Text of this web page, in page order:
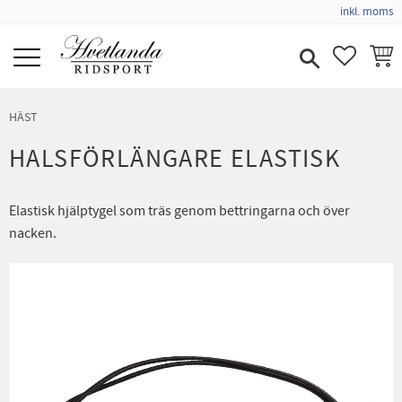
inkl. moms
HÄST
HALSFÖRLÄNGARE ELASTISK
Elastisk hjälptygel som träs genom bettringarna och över
nacken.